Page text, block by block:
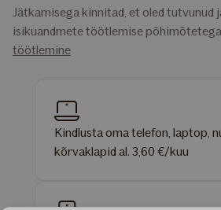
Jätkamisega kinnitad, et oled tutvunud
isikuandmete töötlemise
töötlemine
Kindlusta oma telefon, laptop,
kõrvaklapid al. 3,60 €/kuu